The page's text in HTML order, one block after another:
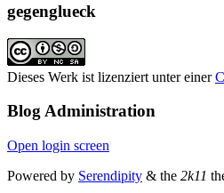
gegenglueck
Dieses Werk ist lizenziert unter einer
Blog Administration
Open login screen
Powered by Serendipity & the 2k11